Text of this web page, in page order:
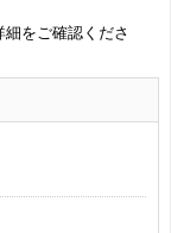
をご確認くださ